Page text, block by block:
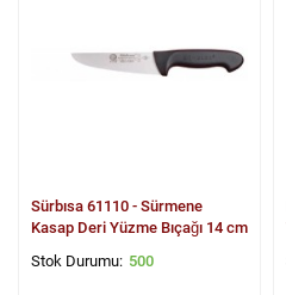
Sürbısa 61110 - Sürmene
Kasap Deri Yüzme Bıçağı 14 cm
500